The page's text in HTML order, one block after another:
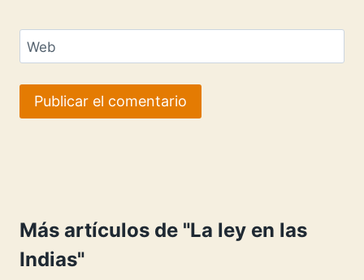
Web
Más artículos de "La ley en las
Indias"